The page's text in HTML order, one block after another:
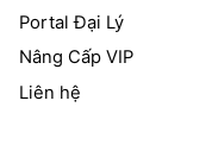
Portal Đại Lý
Nâng Cấp VIP
Liên hệ